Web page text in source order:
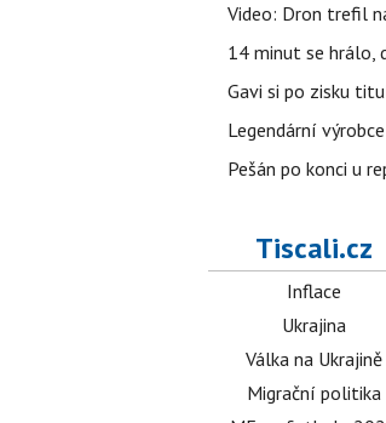
Video: Dron trefil
14 minut se hrálo,
Gavi si po zisku
Legendární
Pešán po konci u
Tiscali.cz
Inflace
Ukrajina
Válka na Ukrajině
Migrační politika